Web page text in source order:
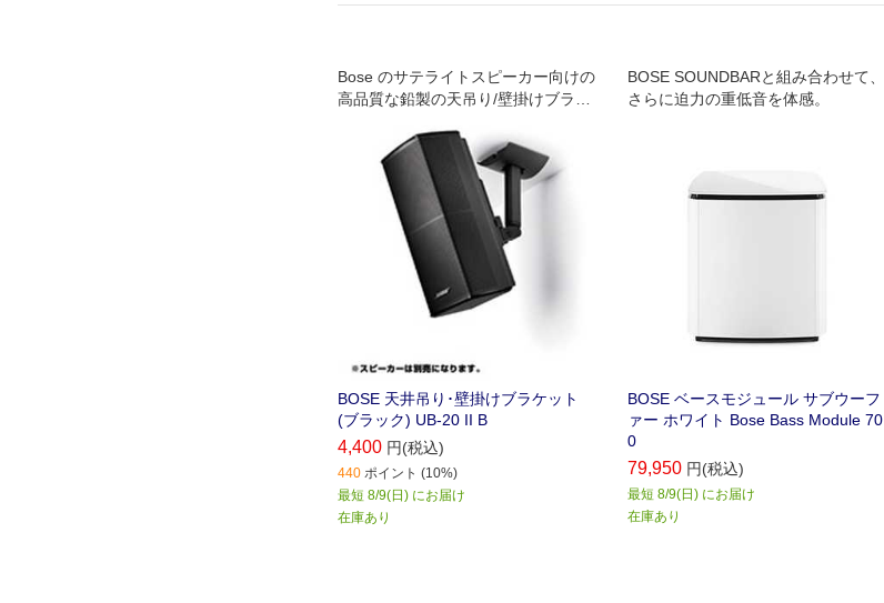
Bose のサテライトスピーカー向けの
高品質な鉛製の天吊り/壁掛けブラケ
BOSE 天井吊り･壁掛けブラケット
(ブラック) UB-20 II B
4,400 円(税込)
440 ポイント (10%)
最短 8/9(日) にお届け
在庫あり
BOSE SOUNDBARと組み合わせて、
さらに迫力の重低音を体感。
BOSE ベースモジュール サブウーフ
ァー ホワイト Bose Bass Module 70
0
79,950 円(税込)
最短 8/9(日) にお届け
在庫あり